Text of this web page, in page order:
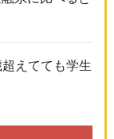
えてても学生